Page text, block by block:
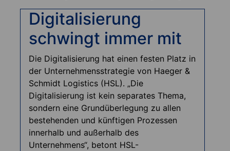
Digitalisierung
schwingt immer mit
Die Digitalisierung hat einen festen Platz in
der Unternehmensstrategie von Haeger &
Schmidt Logistics (HSL). „Die
Digitalisierung ist kein separates Thema,
sondern eine Grundüberlegung zu allen
bestehenden und künftigen Prozessen
innerhalb und außerhalb des
Unternehmens“, betont HSL-